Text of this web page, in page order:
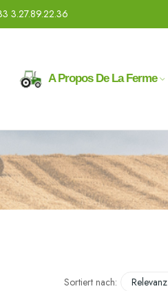
3.27.89.22.36
A Propos De La Ferme
Sortiert nach: Relevanz